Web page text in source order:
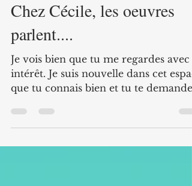
Marianne Abramovici